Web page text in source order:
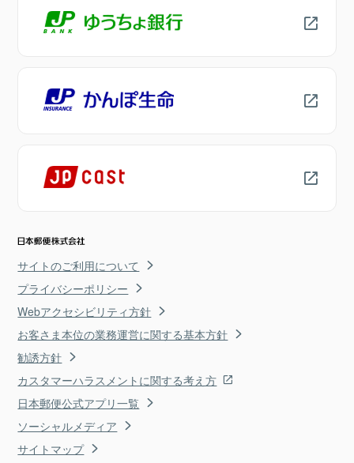
サイトのご利用について
プライバシーポリシー
Webアクセシビリティ方針
お客さま本位の業務運営に関する基本方針
勧誘方針
カスタマーハラスメントに関する考え方
日本郵便公式アプリ一覧
ソーシャルメディア
サイトマップ